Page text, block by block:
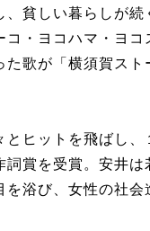
貧しい暮らしが
・ヨコハマ・ヨ
歌が「横須賀スト
ヒットを飛ばし
賞を受賞。安井は
浴び、女性の社会